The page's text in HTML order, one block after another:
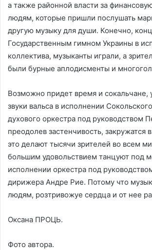
а также районной власти за
людям, которые пришли послушать
другую музыку для души. Конечно,
Государственным гимном Украины в
коллектива, музыканты играли, а
были бурные аплодисменты и
Возможно придет время и сокальчане,
звуки вальса в исполнении
духового оркестра под руководством
преодолев застенчивость, закружатся
это делают тысячи зрителей во всем
большим удовольствием танцуют под
исполнении оркестра под
дирижера Андре Рие. Потому что
людям, розтривожуе сердца и от нее
Оксана ПРОЦЬ.
Фото автора.